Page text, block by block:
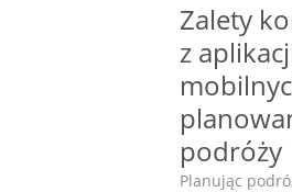
Zalety
z
podróży
Planując